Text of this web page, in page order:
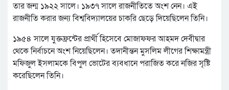
তার জন্ম ১৯২২ সালে। ১৯৩৭ সালে রাজনীতিতে অংশ নেন। এই
রাজনীতি করার জন্য বিশ্ববিদ্যালয়ের চাকরি ছেড়ে দিয়েছিলেন তিনি।
১৯৫৪ সালে যুক্তফ্রন্টের প্রার্থী হিসেবে মোজাফফর আহমদ দেবীদ্বার
থেকে নির্বাচনে অংশ নিয়েছিলেন। তদানীন্তন মুসলিম লীগের শিক্ষামন্ত্রী
মফিজুল ইসলামকে বিপুল ভোটের ব্যবধানে পরাজিত করে নজির সৃষ্টি
করেছিলেন তিনি।